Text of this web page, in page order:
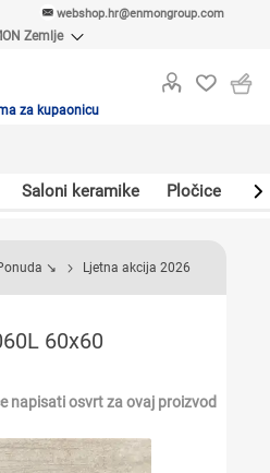
webshop.hr@enmongroup.com
Zemlje
MKD
za kupaonicu
Saloni keramike Pločice
↘ Ljetna akcija 2026
60x60
napisati osvrt za ovaj proizvod